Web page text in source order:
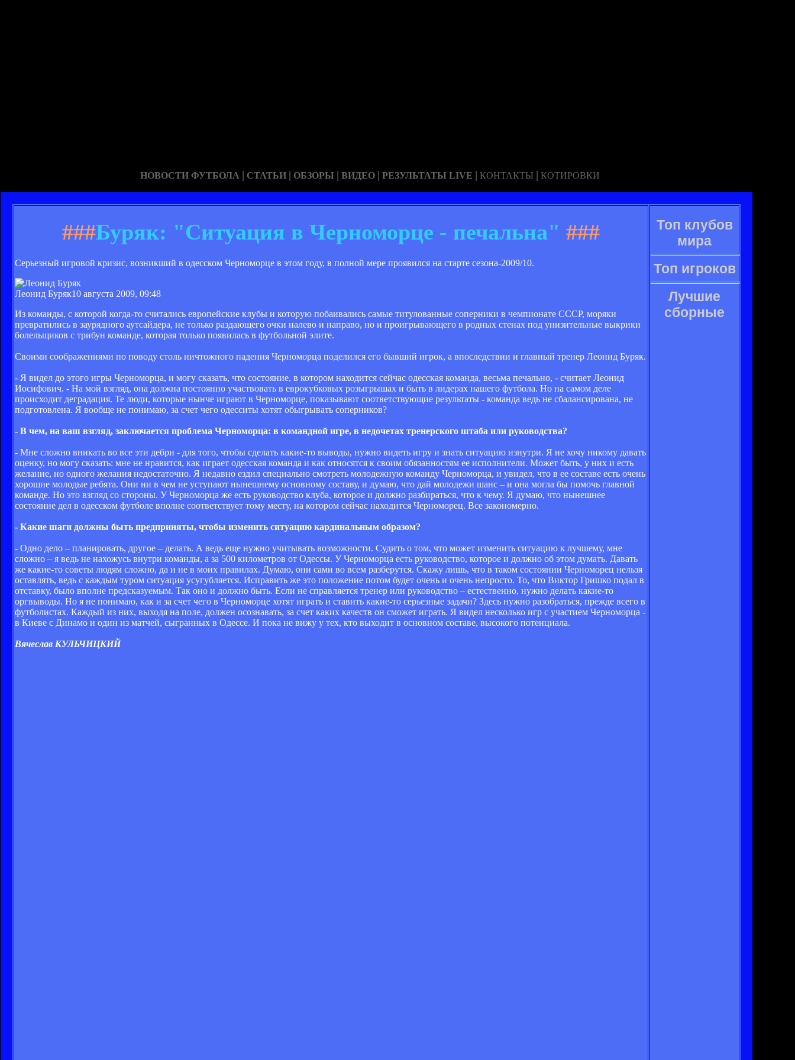
НОВОСТИ ФУТБОЛА | СТАТЬИ | ОБЗОРЫ | ВИДЕО | РЕЗУЛЬТАТЫ LIVE | КОНТАКТЫ | КОТИРОВКИ
###Буряк: "Ситуация в Черноморце - печальна" ###
Серьезный игровой кризис, возникший в одесском Черноморце в этом году, в полной мере проявился на старте сезона-2009/10.
Леонид Буряк10 августа 2009, 09:48
Из команды, с которой когда-то считались европейские клубы и которую побаивались самые титулованные соперники в чемпионате СССР, моряки
превратились в заурядного аутсайдера, не только раздающего очки налево и направо, но и проигрывающего в родных стенах под унизительные выкрики
болельщиков с трибун команде, которая только появилась в футбольной элите.
Своими соображениями по поводу столь ничтожного падения Черноморца поделился его бывший игрок, а впоследствии и главный тренер Леонид Буряк.
- Я видел до этого игры Черноморца, и могу сказать, что состояние, в котором находится сейчас одесская команда, весьма печально, - считает Леонид
Иосифович. - На мой взгляд, она должна постоянно участвовать в еврокубковых розыгрышах и быть в лидерах нашего футбола. Но на самом деле
происходит деградация. Те люди, которые нынче играют в Черноморце, показывают соответствующие результаты - команда ведь не сбалансирована, не
подготовлена. Я вообще не понимаю, за счет чего одесситы хотят обыгрывать соперников?
- В чем, на ваш взгляд, заключается проблема Черноморца: в командной игре, в недочетах тренерского штаба или руководства?
- Мне сложно вникать во все эти дебри - для того, чтобы сделать какие-то выводы, нужно видеть игру и знать ситуацию изнутри. Я не хочу никому давать
оценку, но могу сказать: мне не нравится, как играет одесская команда и как относятся к своим обязанностям ее исполнители. Может быть, у них и есть
желание, но одного желания недостаточно. Я недавно ездил специально смотреть молодежную команду Черноморца, и увидел, что в ее составе есть очень
хорошие молодые ребята. Они ни в чем не уступают нынешнему основному составу, и думаю, что дай молодежи шанс – и она могла бы помочь главной
команде. Но это взгляд со стороны. У Черноморца же есть руководство клуба, которое и должно разбираться, что к чему. Я думаю, что нынешнее
состояние дел в одесском футболе вполне соответствует тому месту, на котором сейчас находится Черноморец. Все закономерно.
- Какие шаги должны быть предприняты, чтобы изменить ситуацию кардинальным образом?
- Одно дело – планировать, другое – делать. А ведь еще нужно учитывать возможности. Судить о том, что может изменить ситуацию к лучшему, мне
сложно – я ведь не нахожусь внутри команды, а за 500 километров от Одессы. У Черноморца есть руководство, которое и должно об этом думать. Давать
же какие-то советы людям сложно, да и не в моих правилах. Думаю, они сами во всем разберутся. Скажу лишь, что в таком состоянии Черноморец нельзя
оставлять, ведь с каждым туром ситуация усугубляется. Исправить же это положение потом будет очень и очень непросто. То, что Виктор Гришко подал в
отставку, было вполне предсказуемым. Так оно и должно быть. Если не справляется тренер или руководство – естественно, нужно делать какие-то
оргвыводы. Но я не понимаю, как и за счет чего в Черноморце хотят играть и ставить какие-то серьезные задачи? Здесь нужно разобраться, прежде всего в
футболистах. Каждый из них, выходя на поле, должен осознавать, за счет каких качеств он сможет играть. Я видел несколько игр с участием Черноморца -
в Киеве с Динамо и один из матчей, сыгранных в Одессе. И пока не вижу у тех, кто выходит в основном составе, высокого потенциала.
Вячеслав КУЛЬЧИЦКИЙ
Топ клубов
мира
Топ игроков
Лучшие
сборные